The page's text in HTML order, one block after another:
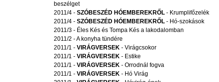
beszélget
2011/4 - SZÓBESZÉD HÓEMBEREKRŐL - Krumplifőzelék
2011/4 - SZÓBESZÉD HÓEMBEREKRŐL - Hó-szokások
2011/3 - Éles Kés és Tompa Kés a lakodalomban
2011/2 - A konyha tündére
2011/1 - VIRÁGVERSEK - Virágcsokor
2011/1 - VIRÁGVERSEK - Estike
2011/1 - VIRÁGVERSEK - Orrodnál fogva
2011/1 - VIRÁGVERSEK - Hó Virág